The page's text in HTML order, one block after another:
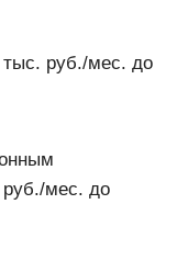
руб./мес. до
мес. до